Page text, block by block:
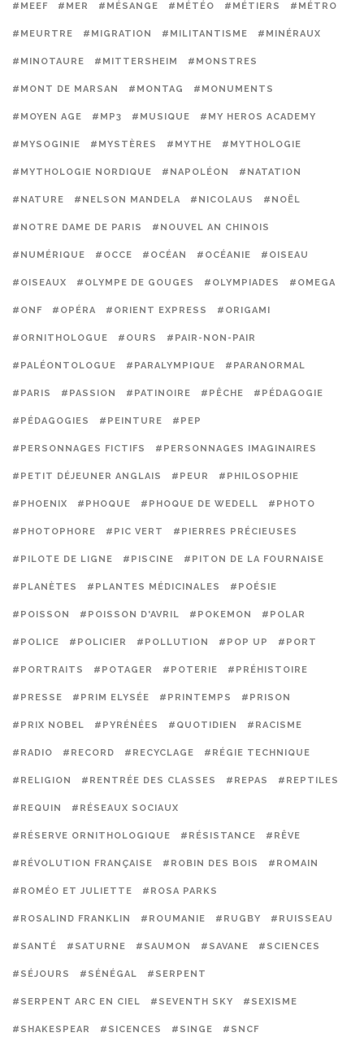
#MEEF #MER #MÉSANGE #MÉTÉO #MÉTIERS #MÉTRO
#MEURTRE #MIGRATION #MILITANTISME #MINÉRAUX
#MINOTAURE #MITTERSHEIM #MONSTRES
#MONT DE MARSAN #MONTAG #MONUMENTS
#MOYEN AGE #MP3 #MUSIQUE #MY HEROS ACADEMY
#MYSOGINIE #MYSTÈRES #MYTHE #MYTHOLOGIE
#MYTHOLOGIE NORDIQUE #NAPOLÉON #NATATION
#NATURE #NELSON MANDELA #NICOLAUS #NOËL
#NOTRE DAME DE PARIS #NOUVEL AN CHINOIS
#NUMÉRIQUE #OCCE #OCÉAN #OCÉANIE #OISEAU
#OISEAUX #OLYMPE DE GOUGES #OLYMPIADES #OMEGA
#ONF #OPÉRA #ORIENT EXPRESS #ORIGAMI
#ORNITHOLOGUE #OURS #PAIR-NON-PAIR
#PALÉONTOLOGUE #PARALYMPIQUE #PARANORMAL
#PARIS #PASSION #PATINOIRE #PÊCHE #PÉDAGOGIE
#PÉDAGOGIES #PEINTURE #PEP
#PERSONNAGES FICTIFS #PERSONNAGES IMAGINAIRES
#PETIT DÉJEUNER ANGLAIS #PEUR #PHILOSOPHIE
#PHOENIX #PHOQUE #PHOQUE DE WEDELL #PHOTO
#PHOTOPHORE #PIC VERT #PIERRES PRÉCIEUSES
#PILOTE DE LIGNE #PISCINE #PITON DE LA FOURNAISE
#PLANÈTES #PLANTES MÉDICINALES #POÉSIE
#POISSON #POISSON D'AVRIL #POKEMON #POLAR
#POLICE #POLICIER #POLLUTION #POP UP #PORT
#PORTRAITS #POTAGER #POTERIE #PRÉHISTOIRE
#PRESSE #PRIM ELYSÉE #PRINTEMPS #PRISON
#PRIX NOBEL #PYRÉNÉES #QUOTIDIEN #RACISME
#RADIO #RECORD #RECYCLAGE #RÉGIE TECHNIQUE
#RELIGION #RENTRÉE DES CLASSES #REPAS #REPTILES
#REQUIN #RÉSEAUX SOCIAUX
#RÉSERVE ORNITHOLOGIQUE #RÉSISTANCE #RÊVE
#RÉVOLUTION FRANÇAISE #ROBIN DES BOIS #ROMAIN
#ROMÉO ET JULIETTE #ROSA PARKS
#ROSALIND FRANKLIN #ROUMANIE #RUGBY #RUISSEAU
#SANTÉ #SATURNE #SAUMON #SAVANE #SCIENCES
#SÉJOURS #SÉNÉGAL #SERPENT
#SERPENT ARC EN CIEL #SEVENTH SKY #SEXISME
#SHAKESPEAR #SICENCES #SINGE #SNCF